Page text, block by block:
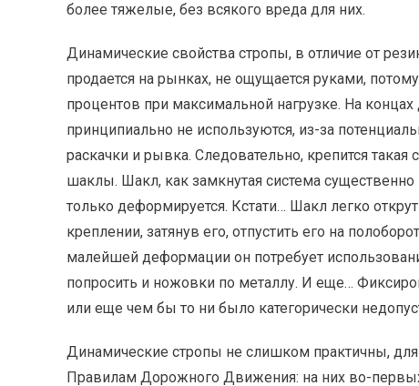
более тяжелые, без всякого вреда для них.
Динамические свойства стропы, в отличие от
продается на рынках, не ощущается руками,
процентов при максимальной нагрузке. На
принципиально не используются, из-за
раскачки и рывка. Следовательно, крепится
шаклы. Шакл, как замкнутая система
только деформируется. Кстати… Шакл легко
креплении, затянув его, отпустить его на
малейшей деформации он потребует
попросить и ножовки по металлу. И еще…
или еще чем бы то ни было категорически
Динамические стропы не слишком практичны,
Правилам Дорожного Движения: на них во-